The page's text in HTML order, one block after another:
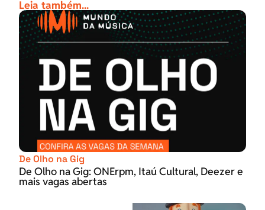
Leia também...
De Olho na Gig
De Olho na Gig: ONErpm, Itaú Cultural, Deezer e
mais vagas abertas